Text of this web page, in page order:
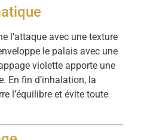
l’attaque avec une texture
le palais avec une
violette apporte une
En fin d’inhalation, la
l’équilibre et évite toute